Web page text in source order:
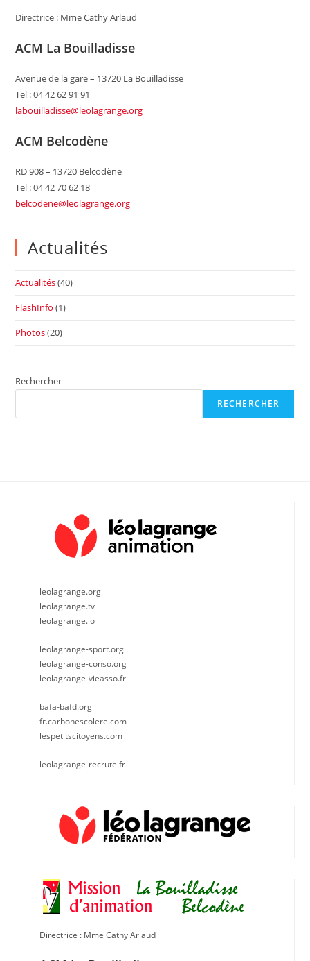
Directrice : Mme Cathy Arlaud
ACM La Bouilladisse
Avenue de la gare – 13720 La Bouilladisse
Tel : 04 42 62 91 91
labouilladisse@leolagrange.org
ACM Belcodène
RD 908 – 13720 Belcodène
Tel : 04 42 70 62 18
belcodene@leolagrange.org
Actualités
Actualités(40)
FlashInfo (1)
Photos(20)
Rechercher
RECHERCHER
leolagrange.org
leolagrange.tv
leolagrange.io
leolagrange-sport.org
leolagrange-conso.org
leolagrange-vieasso.fr
bafa-bafd.org
fr.carbonescolere.com
lespetitscitoyens.com
leolagrange-recrute.fr
Directrice : Mme Cathy Arlaud